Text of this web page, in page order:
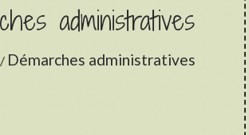
administratives
/ Démarches administratives